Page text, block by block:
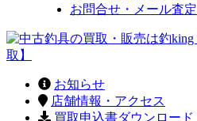
お問合せ・メール査定
お知らせ
店舗情報・アクセス
買取申込書ダウンロード